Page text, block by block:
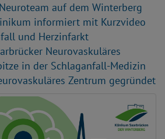
auf dem Winterberg
informiert mit Kurzvideo
und Herzinfarkt
Neurovaskuläres
in der Schlaganfall-Medizin
Zentrum gegründet